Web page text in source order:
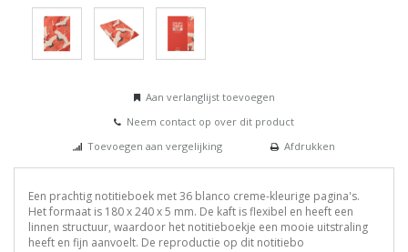
Aan verlanglijst toevoegen
Neem contact op over dit product
Toevoegen aan vergelijking
Afdrukken
Een prachtig notitieboek met 36 blanco creme-kleurige pagina's.
Het formaat is 180 x 240 x 5 mm. De kaft is flexibel en heeft een
linnen structuur, waardoor het notitieboekje een mooie uitstraling
heeft en fijn aanvoelt. De reproductie op dit notitiebo